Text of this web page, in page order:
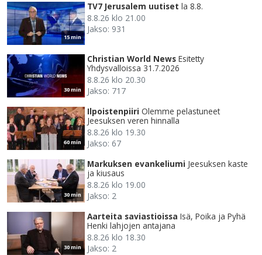
15 min
TV7 Jerusalem uutiset la 8.8.
8.8.26 klo 21.00
Jakso: 931
30 min
Christian World News Esitetty
Yhdysvalloissa 31.7.2026
8.8.26 klo 20.30
Jakso: 717
60 min
Ilpoistenpiiri Olemme pelastuneet
Jeesuksen veren hinnalla
8.8.26 klo 19.30
Jakso: 67
30 min
Markuksen evankeliumi Jeesuksen kaste
ja kiusaus
8.8.26 klo 19.00
Jakso: 2
30 min
Aarteita saviastioissa Isä, Poika ja Pyhä
Henki lahjojen antajana
8.8.26 klo 18.30
Jakso: 2